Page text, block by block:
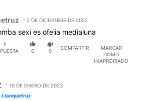
Llanquetruz.
2 DE DICIEMBRE DE 2022
sexi es ofelia medialuna
1
0 0
COMPARTIR
MARCAR
COMO
INAPROPIADO
19 DE ENERO DE 2023
Llanquetruz